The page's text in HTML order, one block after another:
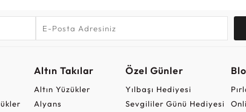
Altın Takılar
Altın Yüzükler
Alyans
Özel Günler
Yılbaşı Hediyesi
Sevgililer Günü Hediyesi